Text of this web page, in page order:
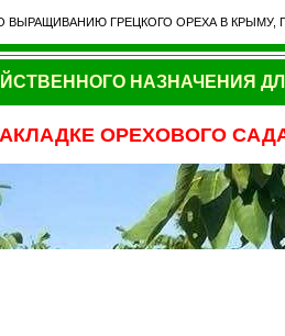
ВЫРАЩИВАНИЮ ГРЕЦКОГО ОРЕХА В
НАЗНАЧЕНИЯ
ОРЕХОВОГО